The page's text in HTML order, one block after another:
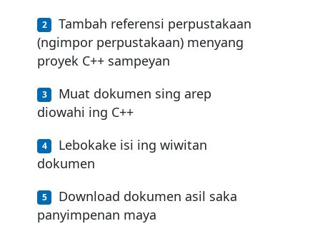
Tambah referensi perpustakaan
(ngimpor perpustakaan) menyang
proyek C++ sampeyan
Muat dokumen sing arep
diowahi ing C++
Lebokake isi ing wiwitan
dokumen
Download dokumen asil saka
panyimpenan maya